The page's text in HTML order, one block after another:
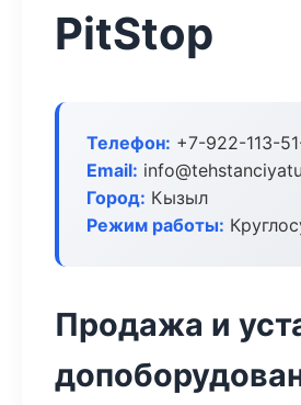
PitStop
Телефон: +7-922-113-
Email:
Город: Кызыл
Режим работы:
Продажа и